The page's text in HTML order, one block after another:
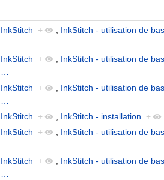
InkStitch + InkStitch - utilisation de
InkStitch + InkStitch - utilisation de
InkStitch + InkStitch - utilisation de
InkStitch + InkStitch - installation +
InkStitch + InkStitch - utilisation de
InkStitch + InkStitch - utilisation de